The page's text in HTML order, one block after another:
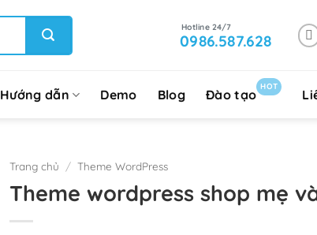
0986.587.628
Hướng dẫn Demo Blog Đào tạo
HOT
Trang chủ / Theme WordPress
Theme wordpress shop mẹ